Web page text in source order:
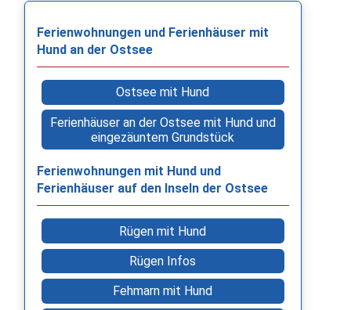
Ferienwohnungen und Ferienhäuser mit
Hund an der Ostsee
Ostsee mit Hund
Ferienhäuser an der Ostsee mit Hund und
eingezäuntem Grundstück
Ferienwohnungen mit Hund und
Ferienhäuser auf den Inseln der Ostsee
Rügen mit Hund
Rügen Infos
Fehmarn mit Hund